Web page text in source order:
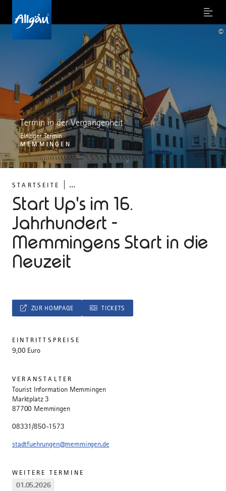
Menu
STARTSEITE ...
Start Up's im 16.
Jahrhundert -
Memmingens Start in die
Neuzeit
Termin in der Vergangenheit
Einziger Termin
MEMMINGEN
©
ZUR HOMPAGE TICKETS
EINTRITTSPREISE
9,00 Euro
VERANSTALTER
Tourist Information Memmingen
Marktplatz 3
87700 Memmingen
08331/850-1573
stadtfuehrungen@memmingen.de
WEITERE TERMINE
01.05.2026